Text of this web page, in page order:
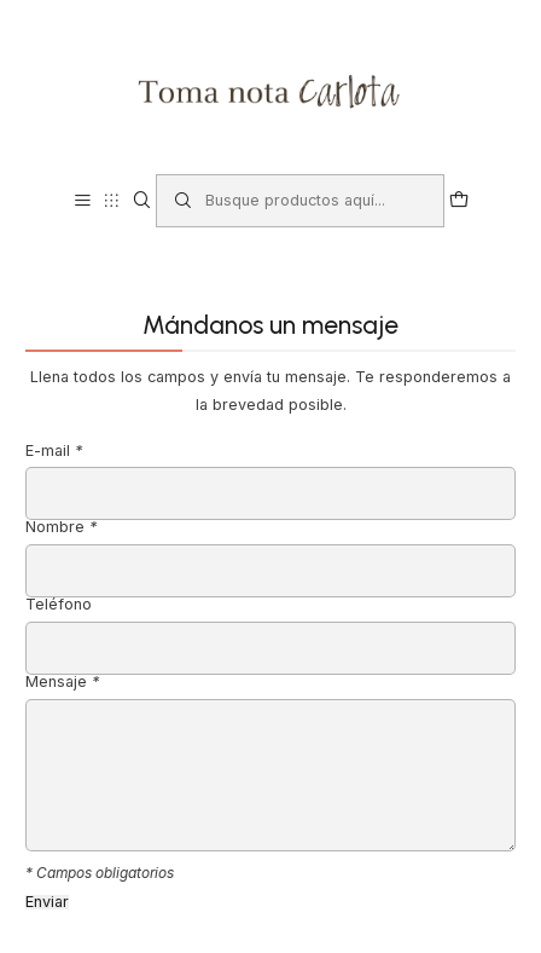
Mándanos un mensaje
Llena todos los campos y envía tu mensaje. Te responderemos a
la brevedad posible.
E-mail *
Nombre *
Teléfono
Mensaje *
* Campos obligatorios